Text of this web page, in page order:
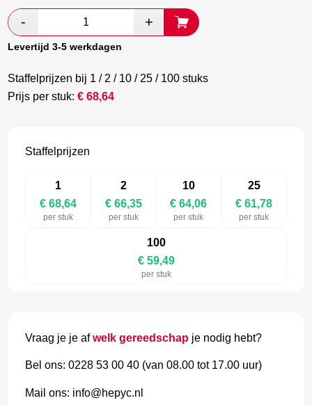
was:
€ 114,40. € 66,35.
Levertijd 3-5 werkdagen
Staffelprijzen bij 1 / 2 / 10 / 25 / 100 stuks
Prijs per stuk:€68,64
Staffelprijzen
1
€ 68,64
per stuk
2
€ 66,35
per stuk
10
€ 64,06
per stuk
25
€ 61,78
per stuk
100
€ 59,49
per stuk
Vraag je je afwelk gereedschap je nodig hebt?
Bel ons: 0228 53 00 40 (van 08.00 tot 17.00 uur)
Mail ons: info@hepyc.nl